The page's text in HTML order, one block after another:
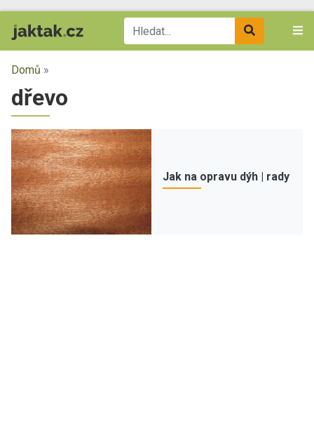
Domů »
dřevo
Jak na opravu dýh | rady